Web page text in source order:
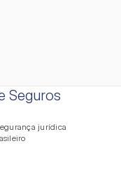
Seguros
jurídica